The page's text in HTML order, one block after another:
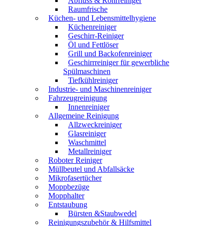
Raumfrische
Küchen- und Lebensmittelhygiene
Küchenreiniger
Geschirr-Reiniger
Öl und Fettlöser
Grill und Backofenreiniger
Geschirrreiniger für gewerbliche
Spülmaschinen
Tiefkühlreiniger
Industrie- und Maschinenreiniger
Fahrzeugreinigung
Innenreiniger
Allgemeine Reinigung
Allzweckreiniger
Glasreiniger
Waschmittel
Metallreiniger
Roboter Reiniger
Müllbeutel und Abfallsäcke
Mikrofasertücher
Moppbezüge
Mopphalter
Entstaubung
Bürsten &Staubwedel
Reinigungszubehör & Hilfsmittel